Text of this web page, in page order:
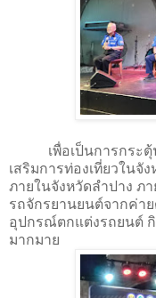
เพื่อเป็นการกระตุ้นเ
เสริมการท่องเที่ยวในจั
ภายในจังหวัดลำปาง ภ
รถจักรยานยนต์จากค่า
อุปกรณ์ตกแต่งรถยนต์
มากมาย